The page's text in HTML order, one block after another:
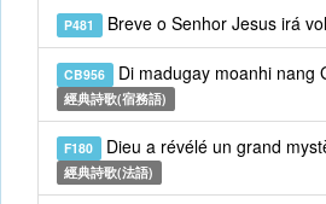
P481 Breve o Senhor Jesus irá
CB956 Di madugay moanhi nang
經典詩歌(宿務語)
F180 Dieu a révélé un grand
經典詩歌(法語)